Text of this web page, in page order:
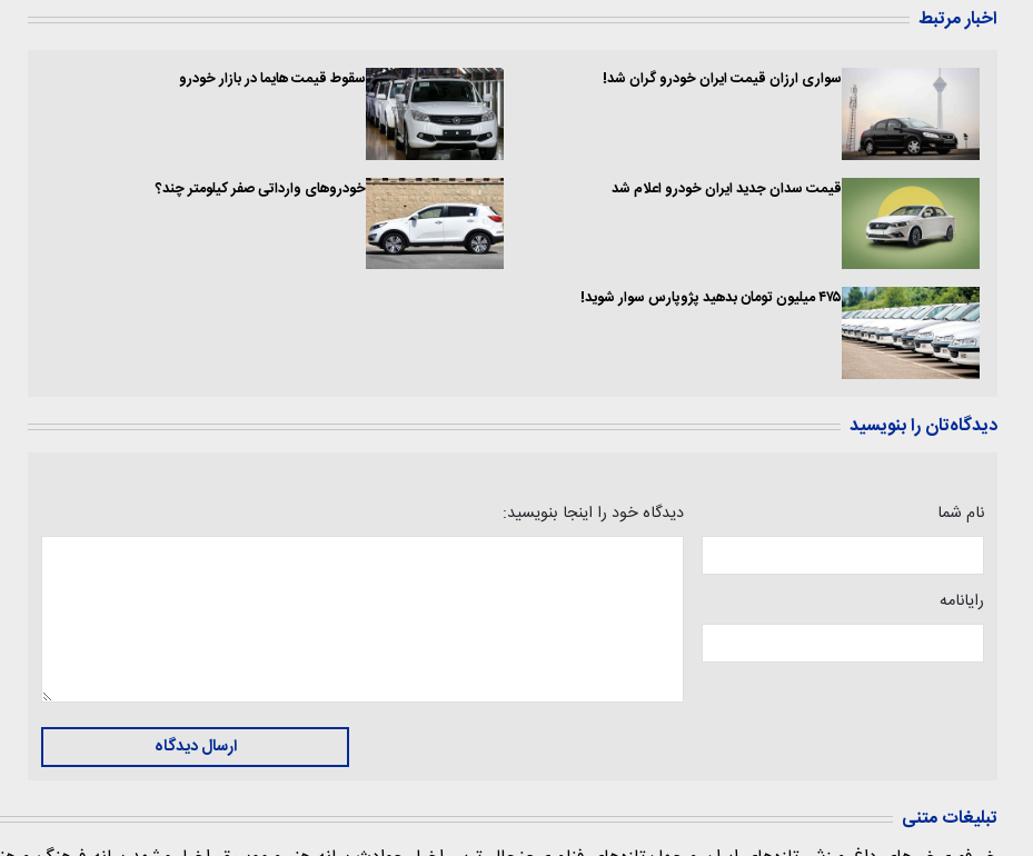
اخبار مرتبط
سواری ارزان قیمت ایران خودرو گران شد! سقوط قیمت هایما در بازار خودرو
قیمت سدان جدید ایران خودرو اعلام شد خودروهای وارداتی صفر کیلومتر چند؟
۴۷۵ میلیون تومان بدهید پژوپارس سوار شوید!
دیدگاه‌تان را بنویسید
نام شما
رایانامه
دیدگاه خود را اینجا بنویسید:
ارسال دیدگاه
تبلیغات متنی